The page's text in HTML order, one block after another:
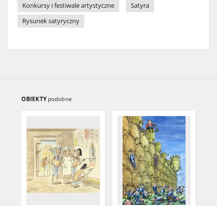
Konkursy i festiwale artystyczne
Satyra
Rysunek satyryczny
OBIEKTY podobne